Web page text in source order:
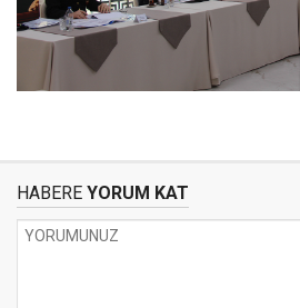
HABERE YORUM KAT